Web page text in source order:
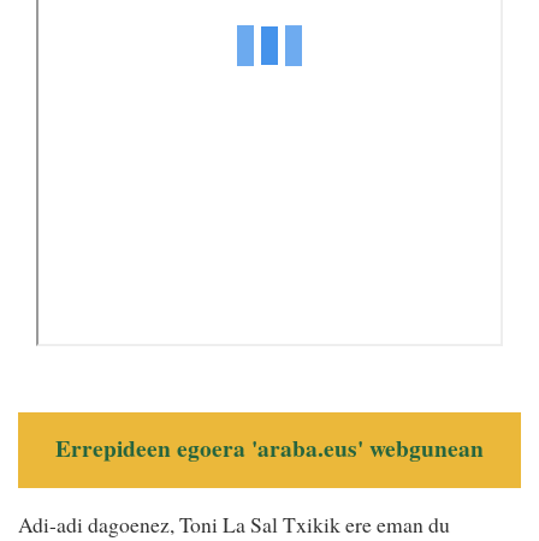
Errepideen egoera 'araba.eus' webgunean
Adi-adi dagoenez, Toni La Sal Txikik ere eman du